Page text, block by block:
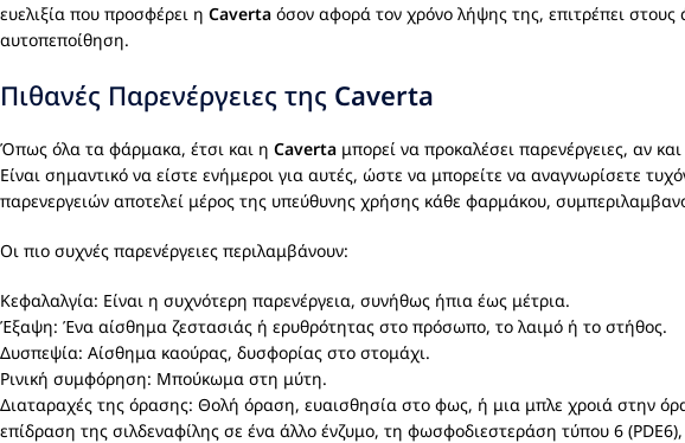
ευελιξία που προσφέρει η Caverta όσον αφορά τον χρόνο λήψης της, επιτρέπει
αυτοπεποίθηση.
Πιθανές Παρενέργειες της Caverta
Όπως όλα τα φάρμακα, έτσι και η Caverta μπορεί να προκαλέσει παρενέργειες, αν
Είναι σημαντικό να είστε ενήμεροι για αυτές, ώστε να μπορείτε να αναγνωρίσετε
παρενεργειών αποτελεί μέρος της υπεύθυνης χρήσης κάθε φαρμάκου,
Οι πιο συχνές παρενέργειες περιλαμβάνουν:
Κεφαλαλγία: Είναι η συχνότερη παρενέργεια, συνήθως ήπια έως μέτρια.
Έξαψη: Ένα αίσθημα ζεστασιάς ή ερυθρότητας στο πρόσωπο, το λαιμό ή το στήθος.
Δυσπεψία: Αίσθημα καούρας, δυσφορίας στο στομάχι.
Ρινική συμφόρηση: Μπούκωμα στη μύτη.
Διαταραχές της όρασης: Θολή όραση, ευαισθησία στο φως, ή μια μπλε χροιά στην
επίδραση της σιλδεναφίλης σε ένα άλλο ένζυμο, τη φωσφοδιεστεράση τύπου 6